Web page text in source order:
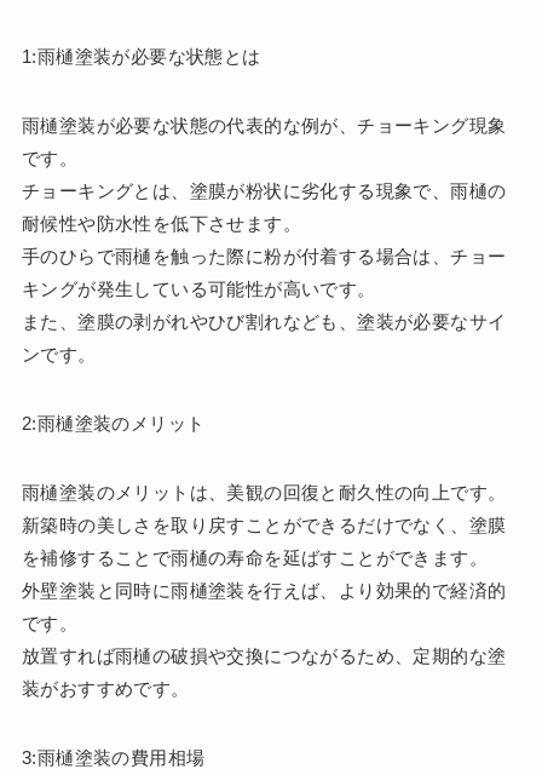
1:雨樋塗装が必要な状態とは
雨樋塗装が必要な状態の代表的な例が、チョーキング現象
です。
チョーキングとは、塗膜が粉状に劣化する現象で、雨樋の
耐候性や防水性を低下させます。
手のひらで雨樋を触った際に粉が付着する場合は、チョー
キングが発生している可能性が高いです。
また、塗膜の剥がれやひび割れなども、塗装が必要なサイ
ンです。
2:雨樋塗装のメリット
雨樋塗装のメリットは、美観の回復と耐久性の向上です。
新築時の美しさを取り戻すことができるだけでなく、塗膜
を補修することで雨樋の寿命を延ばすことができます。
外壁塗装と同時に雨樋塗装を行えば、より効果的で経済的
です。
放置すれば雨樋の破損や交換につながるため、定期的な塗
装がおすすめです。
3:雨樋塗装の費用相場